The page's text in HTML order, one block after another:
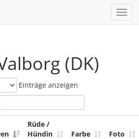
(DK)
Einträge anzeigen
Rüde /
Hündin
Farbe Foto